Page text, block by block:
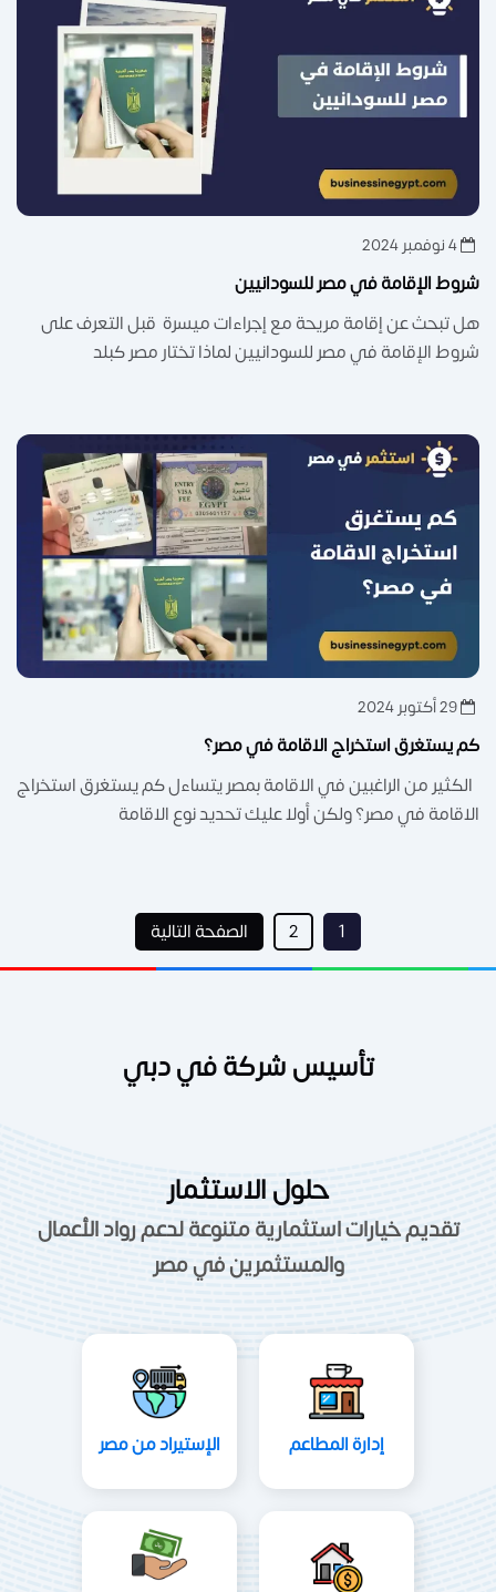
4 نوفمبر 2024
شروط الإقامة في مصر للسودانيين
هل تبحث عن إقامة مريحة مع إجراءات ميسرة قبل التعرف على
شروط الإقامة في مصر للسودانيين لماذا تختار مصر كبلد
29 أكتوبر 2024
كم يستغرق استخراج الاقامة في مصر؟
الكثير من الراغبين في الاقامة بمصر يتساءل كم يستغرق استخراج
الاقامة في مصر؟ ولكن أولا عليك تحديد نوع الاقامة
1
2 الصفحة التالية
تأسيس شركة في دبي
حلول الاستثمار
تقديم خيارات استثمارية متنوعة لدعم رواد الأعمال
والمستثمرين في مصر
إدارة المطاعم الإستيراد من مصر